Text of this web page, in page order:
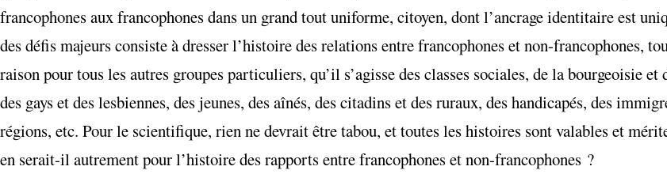
francophones aux francophones dans un grand tout uniforme, citoyen, dont l’ancrage identitaire est
des défis majeurs consiste à dresser l’histoire des relations entre francophones et non-francophones,
raison pour tous les autres groupes particuliers, qu’il s’agisse des classes sociales, de la bourgeoisie et
des gays et des lesbiennes, des jeunes, des aînés, des citadins et des ruraux, des handicapés, des
régions, etc. Pour le scientifique, rien ne devrait être tabou, et toutes les histoires sont valables et
en serait-il autrement pour l’histoire des rapports entre francophones et non-francophones ?